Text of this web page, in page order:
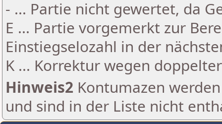
- ... Partie nicht gewertet, da
E ... Partie vorgemerkt zur
Einstiegselozahl in der
K ... Korrektur wegen
Hinweis2 Kontumazen
und sind in der Liste nicht